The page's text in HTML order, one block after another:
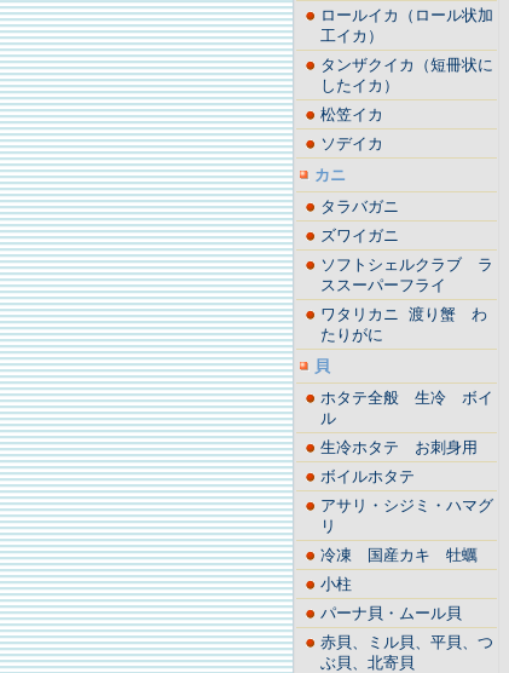
ロールイカ（ロール状加
工イカ）
タンザクイカ（短冊状に
したイカ）
松笠イカ
ソデイカ
カニ
タラバガニ
ズワイガニ
ソフトシェルクラブ ラ
ススーパーフライ
ワタリカニ 渡り蟹 わ
たりがに
貝
ホタテ全般 生冷 ボイ
ル
生冷ホタテ お刺身用
ボイルホタテ
アサリ・シジミ・ハマグ
リ
冷凍 国産カキ 牡蠣
小柱
パーナ貝・ムール貝
赤貝、ミル貝、平貝、つ
ぶ貝、北寄貝